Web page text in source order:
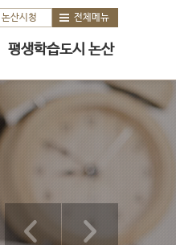
논산시청 전체메뉴
평생학습도시 논산